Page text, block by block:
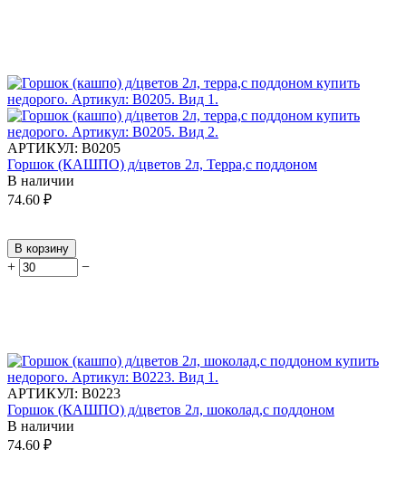
АРТИКУЛ: В0205
Горшок (КАШПО) д/цветов 2л, Терра,с поддоном
В наличии
74.60 ₽
В корзину
+ −
АРТИКУЛ: В0223
Горшок (КАШПО) д/цветов 2л, шоколад,с поддоном
В наличии
74.60 ₽